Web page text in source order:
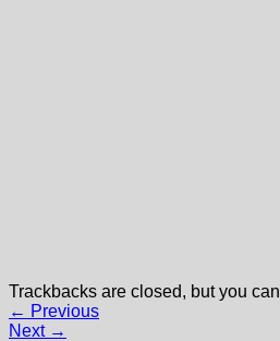
Trackbacks are closed, but you can
← Previous
Next →